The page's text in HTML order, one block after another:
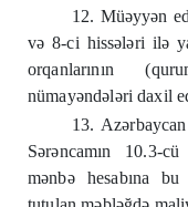
12. Müəyyən
və 8-ci hissələri ilə
orqanlarının
nümayəndələri daxil
13.
Sərəncamın 10.3-
mənbə hesabına